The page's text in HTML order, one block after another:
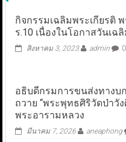
กิจกรรมเฉลิมพระเกียรติ
ร.10 เนื่องในโอกาสวันเ
สิงหาคม 3, 2023 admin 0
อธิบดีกรมการขนส่งทางบ
ถวาย “พระพุทธศิริวัดป่าวั
พระอารามหลวง
มีนาคม 7, 2026 aneaphong